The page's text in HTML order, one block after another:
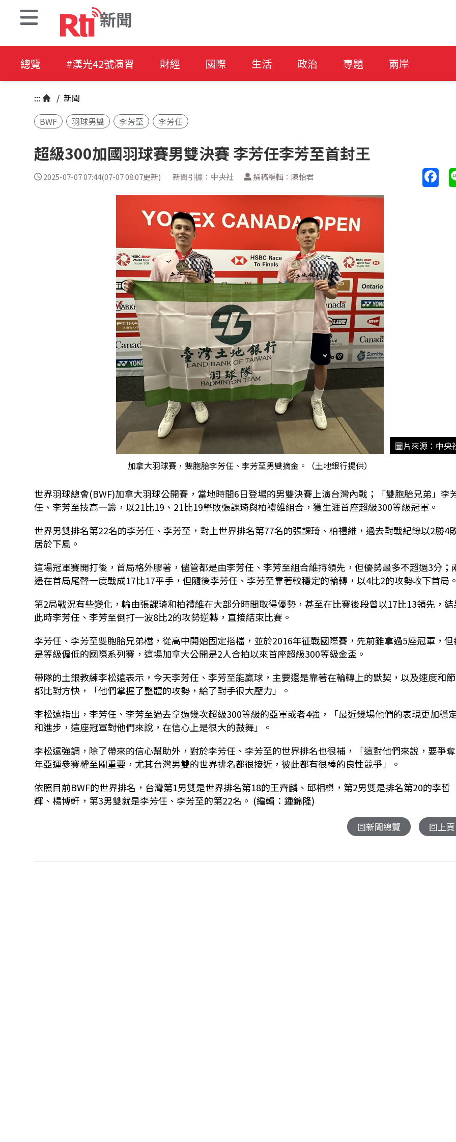
新聞
總覽 #漢光42號演習 財經 國際 生活 政治 專題 兩岸
::: / 新聞
BWF
羽球男雙 李芳至 李芳任
超級300加國羽球賽男雙決賽 李芳任李芳至首封王
2025-07-07 07:44(07-07 08:07更新) 新聞引據：中央社 撰稿編輯：陳怡君
圖片來源：中央
加拿大羽球賽，雙胞胎李芳任、李芳至男雙摘金。（土地銀行提供）
世界羽球總會(BWF)加拿大羽球公開賽，當地時間6日登場的男雙決賽上演台灣內戰；「雙胞胎兄弟」李
任、李芳至技高一籌，以21比19 、 21比19擊敗張課琦與柏禮維組合，獲生涯首座超級300等級冠軍。
世界男雙排名第22名的李芳任、李芳至，對上世界排名第77名的張課琦、柏禮維，過去對戰紀錄以2勝4
居於下風。
這場冠軍賽開打後，首局格外膠著，儘管都是由李芳任、李芳至組合維持領先，但優勢最多不超過3分；
邊在首局尾聲一度戰成17比17平手，但隨後李芳任、李芳至靠著較穩定的輪轉，以4比2的攻勢收下首局
第2局戰況有些變化，輪由張課琦和柏禮維在大部分時間取得優勢，甚至在比賽後段曾以17比13領先，結
此時李芳任、李芳至倒打一波8比2的攻勢逆轉，直接結束比賽。
李芳任、李芳至雙胞胎兄弟檔，從高中開始固定搭檔，並於2016年征戰國際賽，先前雖拿過5座冠軍，但
是等級偏低的國際系列賽，這場加拿大公開是2人合拍以來首座超級300等級金盃。
帶隊的土銀教練李松遠表示，今天李芳任、李芳至能贏球，主要還是靠著在輪轉上的默契，以及速度和
都比對方快，「他們掌握了整體的攻勢，給了對手很大壓力」。
李松遠指出，李芳任、李芳至過去拿過幾次超級300等級的亞軍或者4強，「最近幾場他們的表現更加穩
和進步，這座冠軍對他們來說，在信心上是很大的鼓舞」。
李松遠強調，除了帶來的信心幫助外，對於李芳任、李芳至的世界排名也很補，「這對他們來說，要爭
年亞運參賽權至關重要，尤其台灣男雙的世界排名都很接近，彼此都有很棒的良性競爭」。
依照目前BWF的世界排名，台灣第1男雙是世界排名第18的王齊麟、邱相榤，第2男雙是排名第20的李哲
輝、楊博軒，第3男雙就是李芳任、李芳至的第22名。 (編輯：鍾錦隆)
回新聞總覽 回上頁